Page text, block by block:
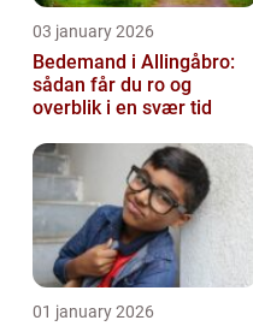
03 january 2026
Bedemand i Allingåbro:
sådan får du ro og
overblik i en svær tid
01 january 2026